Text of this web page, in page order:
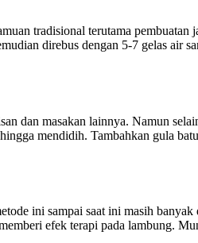
tradisional terutama
direbus dengan 5-7 gelas air
dan masakan lainnya. Namun
mendidih. Tambahkan gula
ini sampai saat ini masih
efek terapi pada lambung.